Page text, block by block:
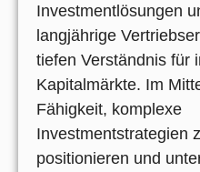
Investmentlösungen
langjährige
tiefen Verständnis für
Kapitalmärkte. Im
Fähigkeit, komplexe
Investmentstrategien
positionieren und